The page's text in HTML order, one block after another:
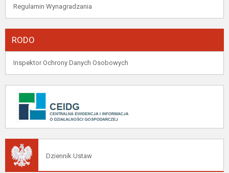
Regulamin Wynagradzania
RODO
Inspektor Ochrony Danych Osobowych
Dziennik Ustaw